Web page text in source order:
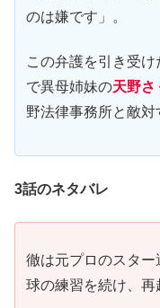
のは嫌です」。
この弁護を引き受
で異母姉妹の天野さ
野法律事務所と敵
3話のネタバレ
徹は元プロのスタ
球の練習を続け、再